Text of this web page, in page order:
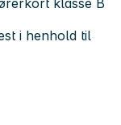
klasse B
i henhold til